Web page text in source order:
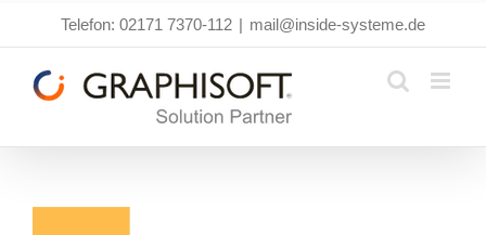
springen
Telefon: 02171 7370-112 | mail@inside-systeme.de